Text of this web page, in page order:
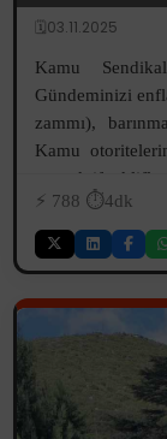
🗓️03.11.2025
Kamu
Gündeminizi
zammı),
Kamu
propaktif teklifler
⚡️ 788 ⏱️4dk